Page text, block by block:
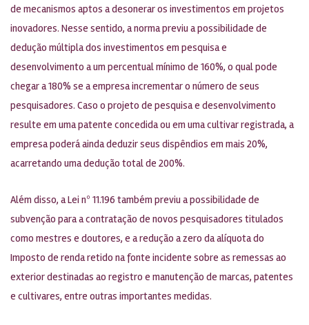
de mecanismos aptos a desonerar os investimentos em projetos
inovadores. Nesse sentido, a norma previu a possibilidade de
dedução múltipla dos investimentos em pesquisa e
desenvolvimento a um percentual mínimo de 160%, o qual pode
chegar a 180% se a empresa incrementar o número de seus
pesquisadores. Caso o projeto de pesquisa e desenvolvimento
resulte em uma patente concedida ou em uma cultivar registrada, a
empresa poderá ainda deduzir seus dispêndios em mais 20%,
acarretando uma dedução total de 200%.
Além disso, a Lei nº 11.196 também previu a possibilidade de
subvenção para a contratação de novos pesquisadores titulados
como mestres e doutores, e a redução a zero da alíquota do
Imposto de renda retido na fonte incidente sobre as remessas ao
exterior destinadas ao registro e manutenção de marcas, patentes
e cultivares, entre outras importantes medidas.